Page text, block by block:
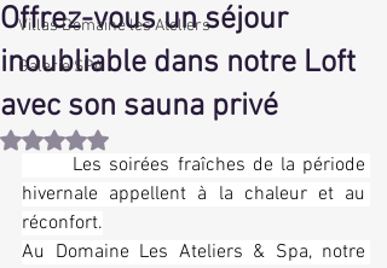
Villas Domaine les Ateliers
Galerie SPA
Offrez-vous un séjour
inoubliable dans notre Loft
avec son sauna privé
Noté NaN étoiles sur 5.
Les soirées fraîches de la période
hivernale appellent à la chaleur et au
réconfort.
Au Domaine Les Ateliers & Spa, notre